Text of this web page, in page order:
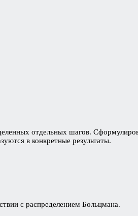
отдельных шагов.
в конкретные результаты.
с распределением Больцмана.